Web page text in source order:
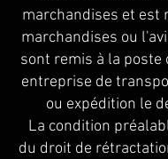
marchandises et est
marchandises ou
sont remis à la poste
entreprise de
ou expédition le
La condition
du droit de